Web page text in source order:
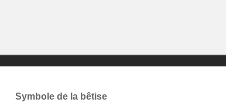
Symbole de la bêtise